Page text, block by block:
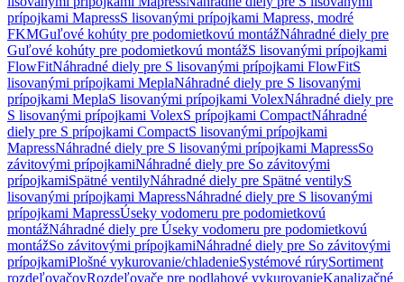
prípojkami MapressS lisovanými prípojkami Mapress, modré
FKMGuľové kohúty pre podomietkovú montážNáhradné diely pre
Guľové kohúty pre podomietkovú montážS lisovanými prípojkami
FlowFitNáhradné diely pre S lisovanými prípojkami FlowFitS
lisovanými prípojkami MeplaNáhradné diely pre S lisovanými
prípojkami MeplaS lisovanými prípojkami VolexNáhradné diely pre
S lisovanými prípojkami VolexS prípojkami CompactNáhradné
diely pre S prípojkami CompactS lisovanými prípojkami
MapressNáhradné diely pre S lisovanými prípojkami MapressSo
závitovými prípojkamiNáhradné diely pre So závitovými
prípojkamiSpätné ventilyNáhradné diely pre Spätné ventilyS
lisovanými prípojkami MapressNáhradné diely pre S lisovanými
prípojkami MapressÚseky vodomeru pre podomietkovú
montážNáhradné diely pre Úseky vodomeru pre podomietkovú
montážSo závitovými prípojkamiNáhradné diely pre So závitovými
prípojkamiPlošné vykurovanie/chladenieSystémové rúrySortiment
rozdeľovačovRozdeľovače pre podlahové vykurovanieKanalizačné